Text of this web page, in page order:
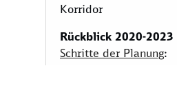
Korridor
Rückblick 2020-2023
Schritte der Planung: